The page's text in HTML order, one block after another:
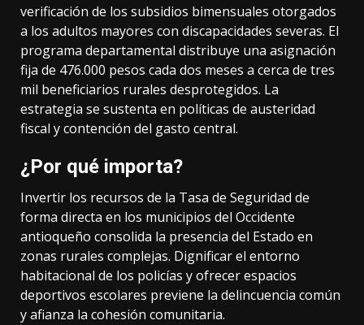
verificación de los subsidios bimensuales otorgados
a los adultos mayores con discapacidades severas. El
programa departamental distribuye una asignación
fija de 476.000 pesos cada dos meses a cerca de tres
mil beneficiarios rurales desprotegidos. La
estrategia se sustenta en políticas de austeridad
fiscal y contención del gasto central.
¿Por qué importa?
Invertir los recursos de la Tasa de Seguridad de
forma directa en los municipios del Occidente
antioqueño consolida la presencia del Estado en
zonas rurales complejas. Dignificar el entorno
habitacional de los policías y ofrecer espacios
deportivos escolares previene la delincuencia común
y afianza la cohesión comunitaria.